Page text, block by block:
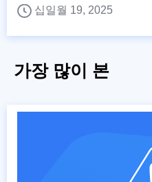
십일월 19, 2025
가장 많이 본